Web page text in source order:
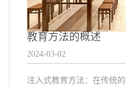
教育方法的概述
2024-03-02
注入式教育方法：在传统